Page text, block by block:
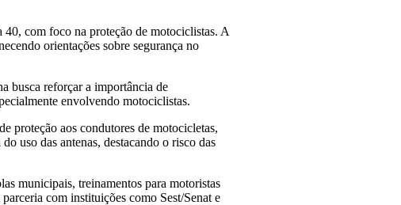
com foco na proteção de motociclistas. A
orientações sobre segurança no
busca reforçar a importância de
envolvendo motociclistas.
proteção aos condutores de motocicletas,
uso das antenas, destacando o risco das
municipais, treinamentos para motoristas
com instituições como Sest/Senat e